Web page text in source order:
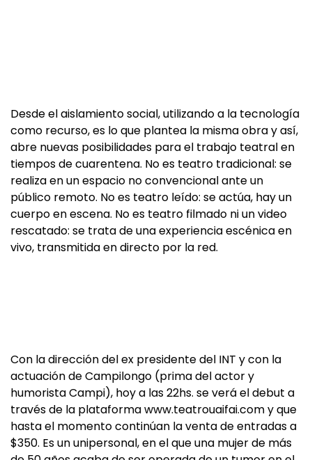
Desde el aislamiento social, utilizando a la tecnología
como recurso, es lo que plantea la misma obra y así,
abre nuevas posibilidades para el trabajo teatral en
tiempos de cuarentena. No es teatro tradicional: se
realiza en un espacio no convencional ante un
público remoto. No es teatro leído: se actúa, hay un
cuerpo en escena. No es teatro filmado ni un video
rescatado: se trata de una experiencia escénica en
vivo, transmitida en directo por la red.
Con la dirección del ex presidente del INT y con la
actuación de Campilongo (prima del actor y
humorista Campi), hoy a las 22hs. se verá el debut a
través de la plataforma www.teatrouaifai.com y que
hasta el momento continúan la venta de entradas a
$350. Es un unipersonal, en el que una mujer de más